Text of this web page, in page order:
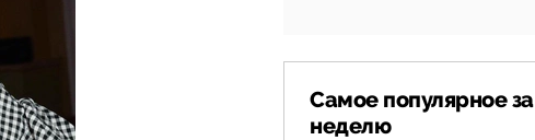
Самое популярное за
неделю